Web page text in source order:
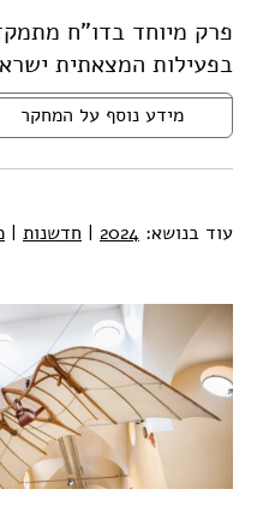
פרק מיוחד בדו"ח
בפעילות המצאתית
מידע נוסף על המחקר
עוד בנושא: 2024
| חדשנות |